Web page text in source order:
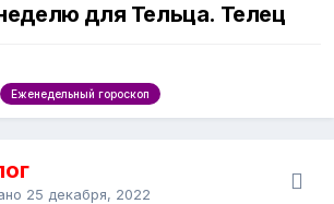
для Тельца. Телец
Еженедельный гороскоп
25 декабря, 2022